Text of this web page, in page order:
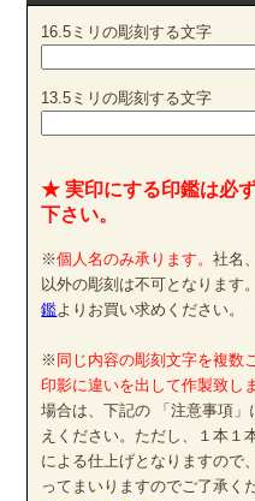
16.5ミリの彫刻する文字
13.5ミリの彫刻する文字
★ 実印にする印鑑は必
下さい。
※個人名のみ承ります。社名
以外の彫刻は不可となります
鑑よりお買い求めください。
※ 同じ内容の彫刻文字を複数
印影に違いを出して作製致し
場合は、下記の 「注意事項
えください。ただし、１本１
による仕上げとなりますので
ってまいりますのでご了承く